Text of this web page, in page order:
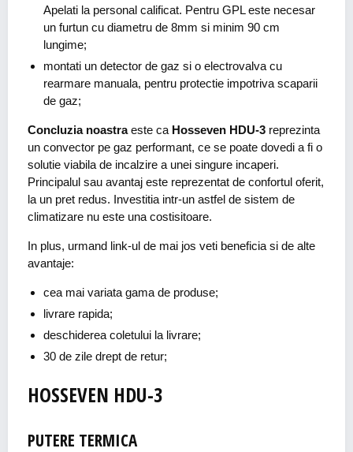
Apelati la personal calificat. Pentru GPL este necesar
un furtun cu diametru de 8mm si minim 90 cm
lungime;
montati un detector de gaz si o electrovalva cu
rearmare manuala, pentru protectie impotriva scaparii
de gaz;
Concluzia noastraeste ca Hosseven HDU-3 reprezinta
un convector pe gaz performant, ce se poate dovedi a fi o
solutie viabila de incalzire a unei singure incaperi.
Principalul sau avantaj este reprezentat de confortul oferit,
la un pret redus. Investitia intr-un astfel de sistem de
climatizare nu este una costisitoare.
In plus, urmand link-ul de mai jos veti beneficia si de alte
avantaje:
cea mai variata gama de produse;
livrare rapida;
deschiderea coletului la livrare;
30 de zile drept de retur;
HOSSEVEN HDU-3
PUTERE TERMICA